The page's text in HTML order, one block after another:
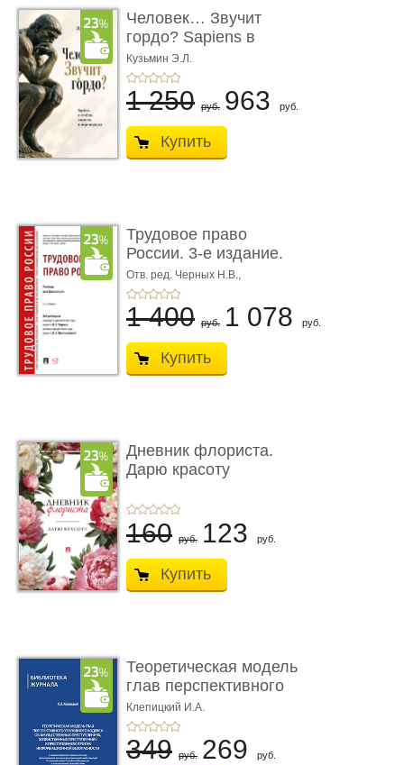
Человек… Звучит
гордо? Sapiens в
тенётах социума � ...
Кузьмин Э.Л.
1 250 руб. 963 руб.
Купить
Трудовое право
России. 3-е издание.
Учебник для ...
Отв. ред. Черных Н.В.,
Шестерякова И.В.
1 400 руб. 1 078 руб.
Купить
Дневник флориста.
Дарю красоту
160 руб. 123 руб.
Купить
Теоретическая модель
глав перспективного
УК о ...
Клепицкий И.А.
349 руб. 269 руб.